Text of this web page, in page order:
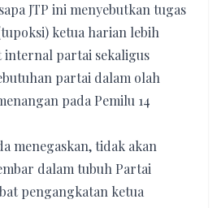
JTP ini menyebutkan tugas
ketua harian lebih
internal partai sekaligus
partai dalam olah
pada Pemilu 14
menegaskan, tidak akan
dalam tubuh Partai
pengangkatan ketua